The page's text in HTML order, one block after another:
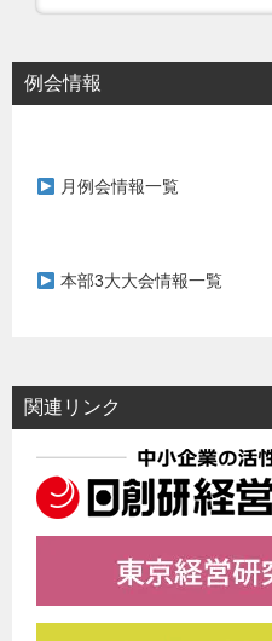
例会情報
月例会情報一覧
本部3大大会情報一覧
関連リンク